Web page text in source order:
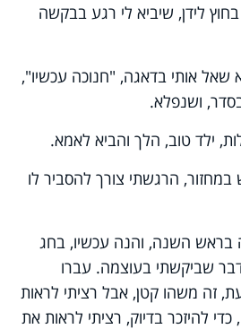
לידן, שיביא לי רגע בבקשה
אותי בדאגה, "חנוכה עכשיו",
ושנפלא.
ילד טוב, הלך והביא לאמא.
הרגשתי צורך להסביר לו
השנה, והנה עכשיו, בחג
שביקשתי בעוצמה. עברו
זה משהו קטן, אבל רציתי לראות
להיזכר בדיוק, רציתי לראות את